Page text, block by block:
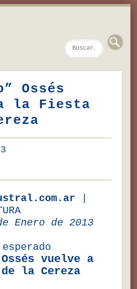
Ossés
la Fiesta
Enero de 2013
vuelve a
la Cereza